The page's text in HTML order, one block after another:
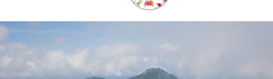
深める
ゆるむ